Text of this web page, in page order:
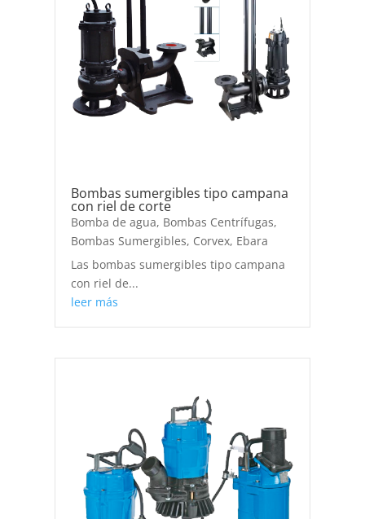
Bombas sumergibles tipo campana
con riel de corte
Bomba de agua, Bombas Centrífugas,
Bombas Sumergibles, Corvex, Ebara
Las bombas sumergibles tipo campana
con riel de...
leer más